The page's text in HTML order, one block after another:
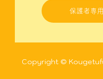
保護者専
Copyright ©